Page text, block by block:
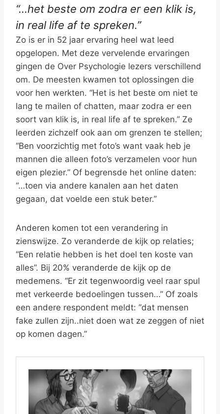
“…het beste om zodra er een klik is,
in real life af te spreken.”
Zo is er in 52 jaar ervaring heel wat leed
opgelopen. Met deze vervelende ervaringen
gingen de Over Psychologie lezers verschillend
om. De meesten kwamen tot oplossingen die
voor hen werkten. “Het is het beste om niet te
lang te mailen of chatten, maar zodra er een
soort van klik is, in real life af te spreken.” Ze
leerden zichzelf ook aan om grenzen te stellen;
“Ben voorzichtig met foto’s want vaak heb je
mannen die alleen foto’s verzamelen voor hun
eigen plezier.” Of begrensde het online daten:
“…toen via andere kanalen aan het daten
gegaan, dat voelde een stuk beter.”
Anderen komen tot een verandering in
zienswijze. Zo veranderde de kijk op relaties;
“Een relatie hebben is het doel ten koste van
alles”. Bij 20% veranderde de kijk op de
medemens. “Er zit tegenwoordig veel raar spul
met verkeerde bedoelingen tussen…” Of zoals
een andere respondent meldt: “dat mensen
fake zullen zijn..niet doen wat ze zeggen of niet
op komen dagen.”